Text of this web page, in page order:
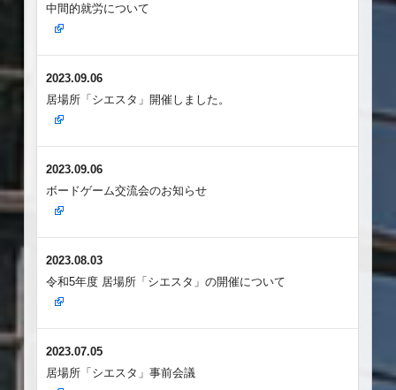
中間的就労について
2023.09.06
居場所「シエスタ」開催しました。
2023.09.06
ボードゲーム交流会のお知らせ
2023.08.03
令和5年度 居場所「シエスタ」の開催について
2023.07.05
居場所「シエスタ」事前会議